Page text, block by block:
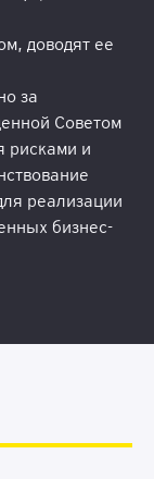
доводят ее
за
Советом
рисками и
реализации
бизнес-